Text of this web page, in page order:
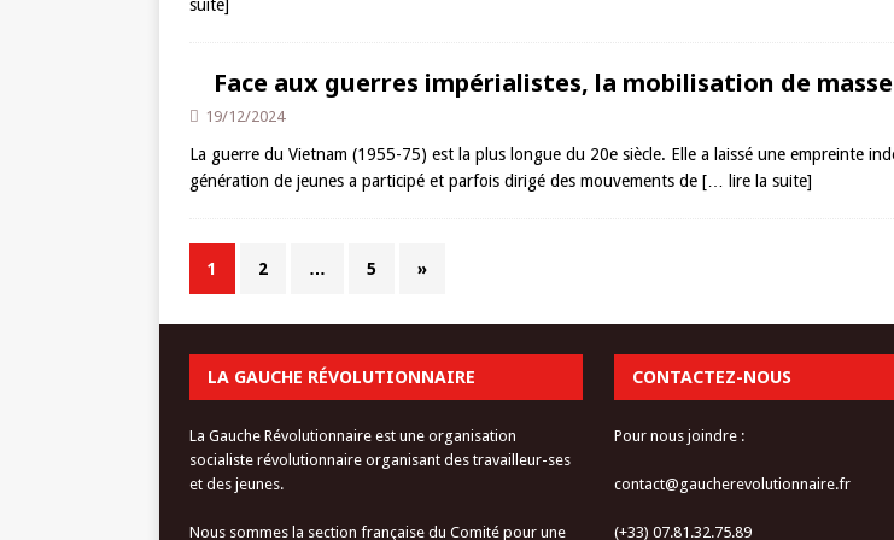
suite]
Face aux guerres impérialistes, la mobilisation de masse
19/12/2024
La guerre du Vietnam (1955-75) est la plus longue du 20e siècle. Elle a laissé une empreinte
génération de jeunes a participé et parfois dirigé des mouvements de [… lire la suite]
1 2 … 5 »
LA GAUCHE RÉVOLUTIONNAIRE
La Gauche Révolutionnaire est une organisation
socialiste révolutionnaire organisant des travailleur-ses
et des jeunes.
Nous sommes la section française du Comité pour une
CONTACTEZ-NOUS
Pour nous joindre :
contact@gaucherevolutionnaire.fr
(+33) 07.81.32.75.89